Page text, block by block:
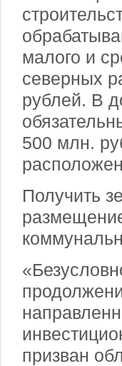
малого и
северных
рублей. В
500 млн.
Получить
призван